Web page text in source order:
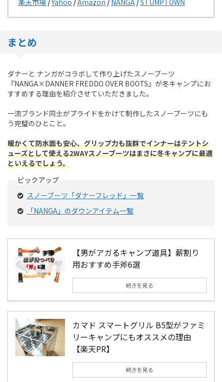
まとめ
ダナーと ナンガがコラボして作り上げたスノーブーツ
『NANGA×DANNER FREDDO OVER BOOTS』が冬キャンプにお
すすめする理由を紹介させていただきました。
一流ブランド同士がプライドをかけて制作したスノーブーツにも
う完璧のひとこと。
暖かくて防水面も安心、グリップ力も抜群でインナーはテントシ
ューズとして使える2WAYスノーブーツはまさに冬キャンプに最適
といえるでしょう。
ピックアップ
スノーブーツ「ダナーフレッド」一覧
「NANGA」のダウンアイテム一覧
【男がアガるキャンプ道具】薪割り
用おすすめ手斧6選
続きを見る
カマド スマートグリル B5型がファミ
リーキャンプにもオススメの理由
【楽天PR】
続きを見る